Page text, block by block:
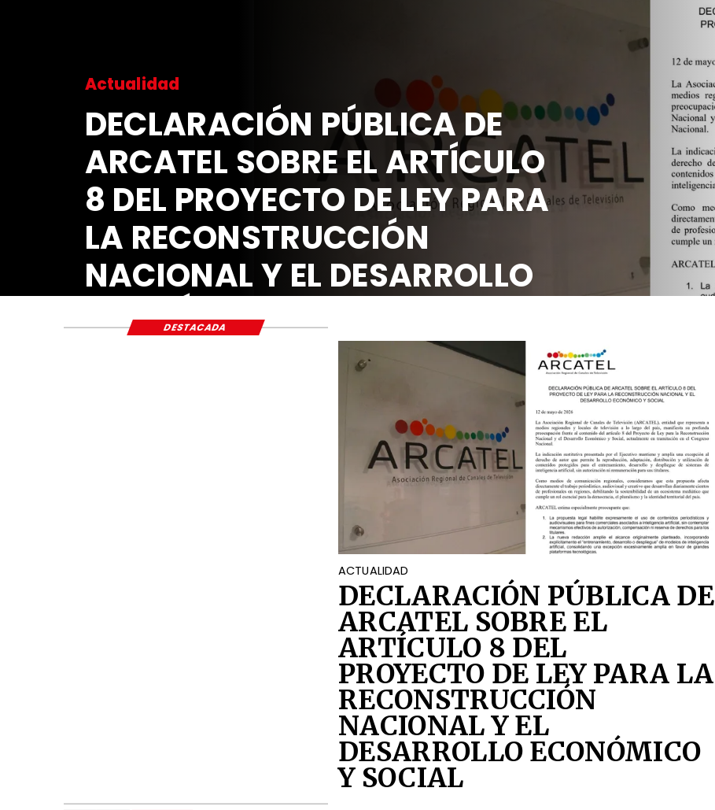
Actualidad
DECLARACIÓN PÚBLICA DE
ARCATEL SOBRE EL ARTÍCULO
8 DEL PROYECTO DE LEY PARA
LA RECONSTRUCCIÓN
NACIONAL Y EL DESARROLLO
ECONÓMICO Y SOCIAL
ACTUALIDAD
DECLARACIÓN PÚBLICA DE
ARCATEL SOBRE EL
ARTÍCULO 8 DEL
PROYECTO DE LEY PARA LA
RECONSTRUCCIÓN
NACIONAL Y EL
DESARROLLO ECONÓMICO
Y SOCIAL
DESTACADA